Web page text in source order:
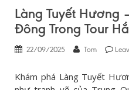
Làng Tuyết Hương
Đông Trong Tour
22/09/2025 Tom
Khám phá Làng Tuyết